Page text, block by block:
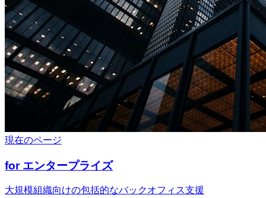
現在のページ
for エンタープライズ
大規模組織向けの包括的なバックオフィス支援